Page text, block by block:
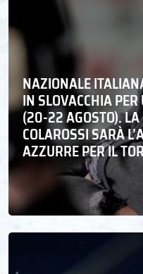
NAZIONALE
IN SLOVACCHIA
(20-22 AGOSTO). LA
COLAROSSI SARÀ
AZZURRE PER IL